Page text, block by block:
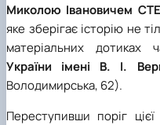
Миколою Івановичем
яке зберігає історію не
матеріальних дотиках
України імені В. І.
Володимирська, 62).
Переступивши поріг